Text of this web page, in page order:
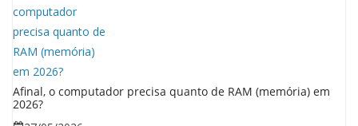
Afinal, o computador precisa quanto de RAM (memória) em
2026?